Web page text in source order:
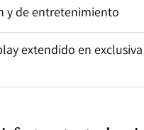
y de entretenimiento
extendido en exclusiva